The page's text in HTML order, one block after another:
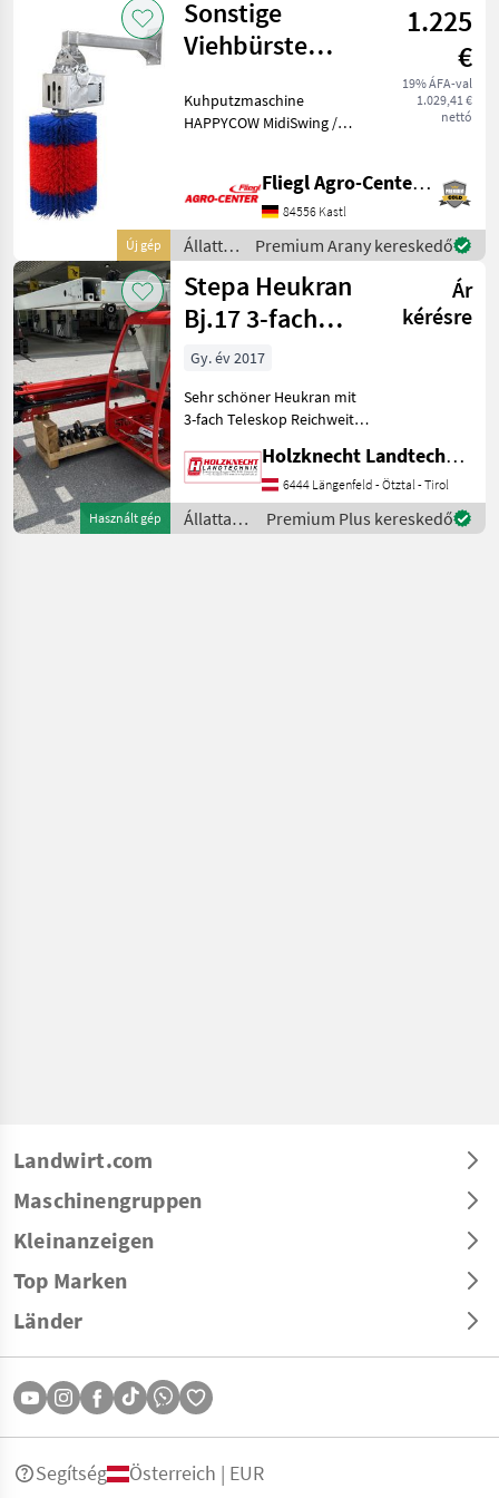
Sonstige
Új gép
Sonstige
Viehbürste
MidiSwing
1.225
€
19% ÁFA-val
1.029,41 €
nettó
Kuhputzmaschine
HAPPYCOW MidiSwing /
annähernd jede
Körperstelle erreicht, vor
allem Kopf und Rumpf
werden gründlich
Fliegl Agro-Center GmbH
84556 Kastl
Állattartás
gépei /
Sonstige
Premium Arany kereskedő
Használt gép
Stepa Heukran
Bj.17 3-fach
Teleskop mit 9m
Reich
Ár
kérésre
Gy. év 2017
Sehr schöner Heukran mit
3-fach Teleskop Reichweite
Schoppeinrichtung Greifer
100cm breit Spur 2, 50m
Ölkühler Sehr guter
Zustand Sofort verfüg
Holzknecht Landtechnik GmbH.
6444 Längenfeld - Ötztal - Tirol
Állattartás
gépei /
Premium Plus kereskedő
Landwirt.com
Maschinengruppen
Kleinanzeigen
Top Marken
Länder
Segítség Österreich | EUR